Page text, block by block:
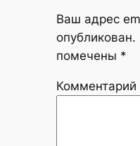
Ваш адрес
опубликован.
помечены *
Комментарий